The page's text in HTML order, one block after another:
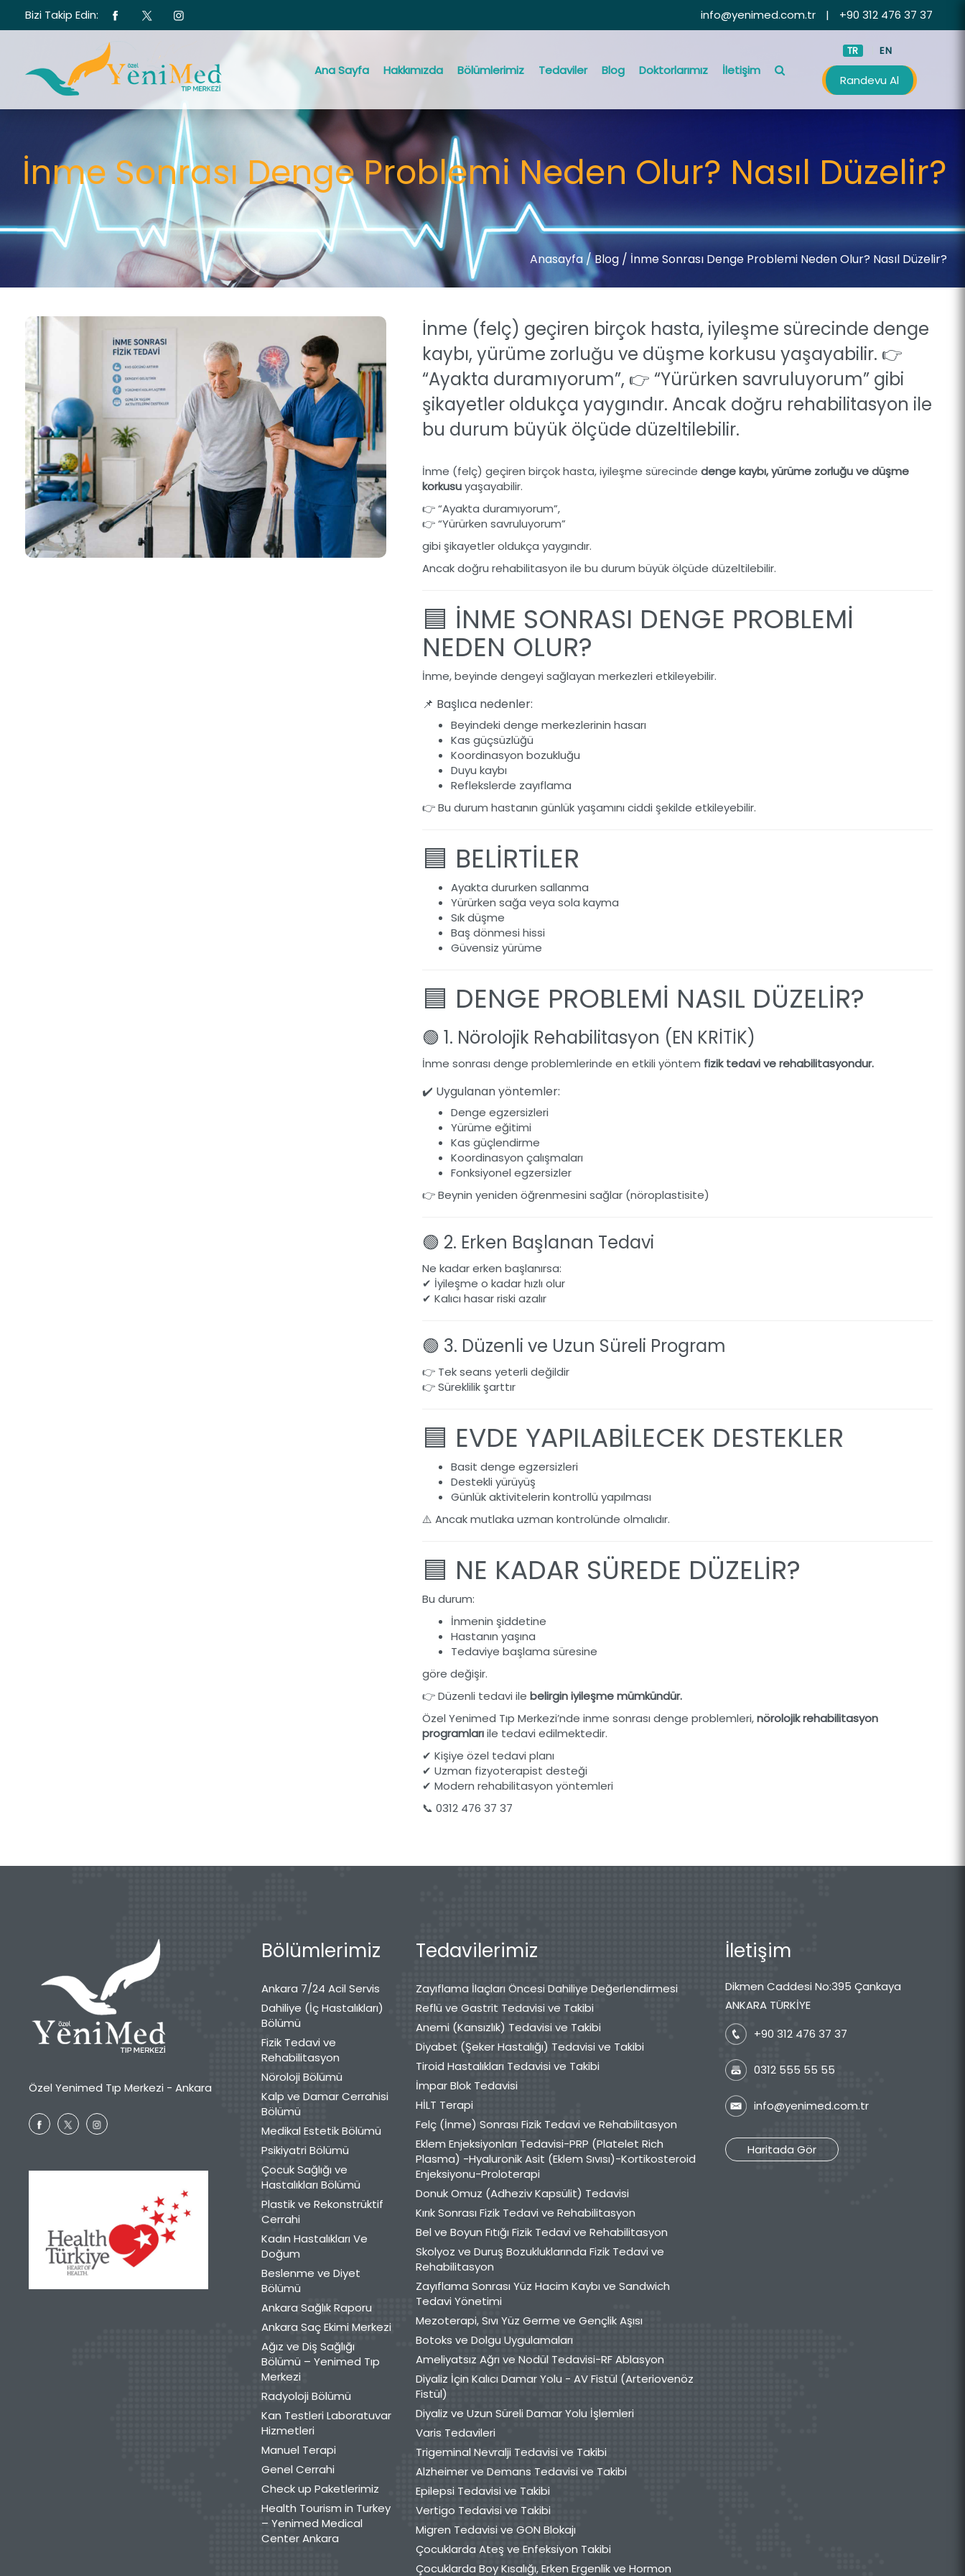
Bizi Takip Edin: info@yenimed.com.tr | +90 312 476 37 37
Ana Sayfa Hakkımızda Bölümlerimiz Tedaviler Blog Doktorlarımız İletişim
TR EN
Randevu Al
İnme Sonrası Denge Problemi Neden Olur? Nasıl Düzelir?
Anasayfa /Blog / İnme Sonrası Denge Problemi Neden Olur? Nasıl Düzelir?
İnme (felç) geçiren birçok hasta, iyileşme sürecinde denge
kaybı, yürüme zorluğu ve düşme korkusu yaşayabilir. 👉
“Ayakta duramıyorum”, 👉 “Yürürken savruluyorum” gibi
şikayetler oldukça yaygındır. Ancak doğru rehabilitasyon ile
bu durum büyük ölçüde düzeltilebilir.
İnme (felç) geçiren birçok hasta, iyileşme sürecindedenge kaybı, yürüme zorluğu ve düşme
korkusuyaşayabilir.
👉 “Ayakta duramıyorum”,
👉 “Yürürken savruluyorum”
gibi şikayetler oldukça yaygındır.
Ancak doğru rehabilitasyon ile bu durum büyük ölçüde düzeltilebilir.
🟦 İNME SONRASI DENGE PROBLEMİ
NEDEN OLUR?
İnme, beyinde dengeyi sağlayan merkezleri etkileyebilir.
📌 Başlıca nedenler:
Beyindeki denge merkezlerinin hasarı
Kas güçsüzlüğü
Koordinasyon bozukluğu
Duyu kaybı
Reflekslerde zayıflama
👉 Bu durum hastanın günlük yaşamını ciddi şekilde etkileyebilir.
🟦 BELİRTİLER
Ayakta dururken sallanma
Yürürken sağa veya sola kayma
Sık düşme
Baş dönmesi hissi
Güvensiz yürüme
🟦 DENGE PROBLEMİ NASIL DÜZELİR?
🟢 1. Nörolojik Rehabilitasyon (EN KRİTİK)
İnme sonrası denge problemlerinde en etkili yöntem fizik tedavi ve rehabilitasyondur.
✔️ Uygulanan yöntemler:
Denge egzersizleri
Yürüme eğitimi
Kas güçlendirme
Koordinasyon çalışmaları
Fonksiyonel egzersizler
👉 Beynin yeniden öğrenmesini sağlar (nöroplastisite)
🟢 2. Erken Başlanan Tedavi
Ne kadar erken başlanırsa:
✔ İyileşme o kadar hızlı olur
✔ Kalıcı hasar riski azalır
🟢 3. Düzenli ve Uzun Süreli Program
👉 Tek seans yeterli değildir
👉 Süreklilik şarttır
🟦 EVDE YAPILABİLECEK DESTEKLER
Basit denge egzersizleri
Destekli yürüyüş
Günlük aktivitelerin kontrollü yapılması
⚠️ Ancak mutlaka uzman kontrolünde olmalıdır.
🟦 NE KADAR SÜREDE DÜZELİR?
Bu durum:
İnmenin şiddetine
Hastanın yaşına
Tedaviye başlama süresine
göre değişir.
👉 Düzenli tedavi ilebelirgin iyileşme mümkündür.
Özel Yenimed Tıp Merkezi’nde inme sonrası denge problemleri,nörolojik rehabilitasyon
programlarıile tedavi edilmektedir.
✔ Kişiye özel tedavi planı
✔ Uzman fizyoterapist desteği
✔ Modern rehabilitasyon yöntemleri
📞 0312 476 37 37
Özel Yenimed Tıp Merkezi - Ankara
Bölümlerimiz
Ankara 7/24 Acil Servis
Dahiliye (İç Hastalıkları)
Bölümü
Fizik Tedavi ve
Rehabilitasyon
Nöroloji Bölümü
Kalp ve Damar Cerrahisi
Bölümü
Medikal Estetik Bölümü
Psikiyatri Bölümü
Çocuk Sağlığı ve
Hastalıkları Bölümü
Plastik ve Rekonstrüktif
Cerrahi
Kadın Hastalıkları Ve
Doğum
Beslenme ve Diyet
Bölümü
Ankara Sağlık Raporu
Ankara Saç Ekimi Merkezi
Ağız ve Diş Sağlığı
Bölümü – Yenimed Tıp
Merkezi
Radyoloji Bölümü
Kan Testleri Laboratuvar
Hizmetleri
Manuel Terapi
Genel Cerrahi
Check up Paketlerimiz
Health Tourism in Turkey
– Yenimed Medical
Center Ankara
Tedavilerimiz
Zayıflama İlaçları Öncesi Dahiliye Değerlendirmesi
Reflü ve Gastrit Tedavisi ve Takibi
Anemi (Kansızlık) Tedavisi ve Takibi
Diyabet (Şeker Hastalığı) Tedavisi ve Takibi
Tiroid Hastalıkları Tedavisi ve Takibi
İmpar Blok Tedavisi
HİLT Terapi
Felç (İnme) Sonrası Fizik Tedavi ve Rehabilitasyon
Eklem Enjeksiyonları Tedavisi-PRP (Platelet Rich
Plasma) -Hyaluronik Asit (Eklem Sıvısı)-Kortikosteroid
Enjeksiyonu-Proloterapi
Donuk Omuz (Adheziv Kapsülit) Tedavisi
Kırık Sonrası Fizik Tedavi ve Rehabilitasyon
Bel ve Boyun Fıtığı Fizik Tedavi ve Rehabilitasyon
Skolyoz ve Duruş Bozukluklarında Fizik Tedavi ve
Rehabilitasyon
Zayıflama Sonrası Yüz Hacim Kaybı ve Sandwich
Tedavi Yönetimi
Mezoterapi, Sıvı Yüz Germe ve Gençlik Aşısı
Botoks ve Dolgu Uygulamaları
Ameliyatsız Ağrı ve Nodül Tedavisi-RF Ablasyon
Diyaliz İçin Kalıcı Damar Yolu - AV Fistül (Arteriovenöz
Fistül)
Diyaliz ve Uzun Süreli Damar Yolu İşlemleri
Varis Tedavileri
Trigeminal Nevralji Tedavisi ve Takibi
Alzheimer ve Demans Tedavisi ve Takibi
Epilepsi Tedavisi ve Takibi
Vertigo Tedavisi ve Takibi
Migren Tedavisi ve GON Blokajı
Çocuklarda Ateş ve Enfeksiyon Takibi
Çocuklarda Boy Kısalığı, Erken Ergenlik ve Hormon
İletişim
Dikmen Caddesi No:395 Çankaya
ANKARA TÜRKİYE
+90 312 476 37 37
0312 555 55 55
info@yenimed.com.tr
Haritada Gör